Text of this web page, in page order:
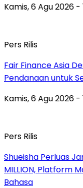
Kamis, 6 Agu 2026 -
Pers Rilis
Fair Finance Asia
Pendanaan untuk
Kamis, 6 Agu 2026 -
Pers Rilis
Shueisha Perluas
MILLION, Platform
Bahasa